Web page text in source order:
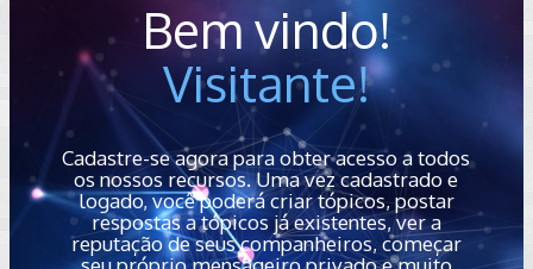
Bem vindo!
Visitante!
Cadastre-se agora para obter acesso a todos
os nossos recursos. Uma vez cadastrado e
logado, você poderá criar tópicos, postar
respostas a tópicos já existentes, ver a
reputação de seus companheiros, começar